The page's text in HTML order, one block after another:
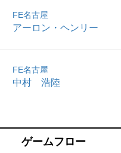
FE名古屋
アーロン・ヘンリー
FE名古屋
中村 浩陸
ゲームフロー